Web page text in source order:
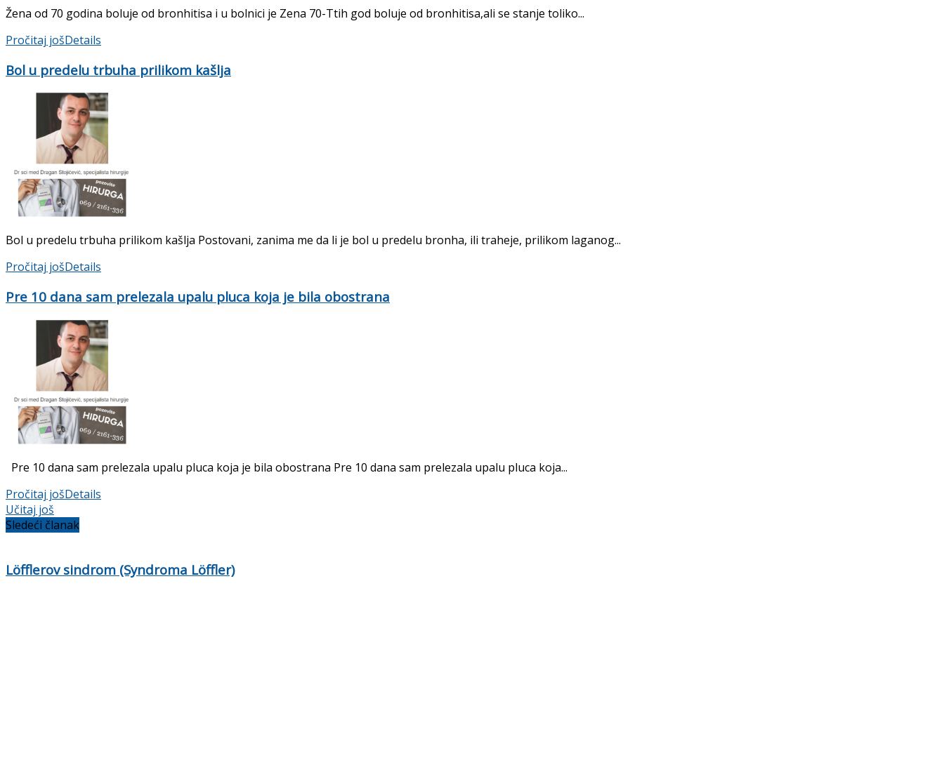
Žena od 70 godina boluje od bronhitisa i u bolnici je Zena 70-Ttih god boluje od bronhitisa,ali se stanje toliko...
Pročitaj jošDetails
Bol u predelu trbuha prilikom kašlja
Bol u predelu trbuha prilikom kašlja Postovani, zanima me da li je bol u predelu bronha, ili traheje, prilikom laganog...
Pročitaj jošDetails
Pre 10 dana sam prelezala upalu pluca koja je bila obostrana
Pre 10 dana sam prelezala upalu pluca koja je bila obostrana Pre 10 dana sam prelezala upalu pluca koja...
Pročitaj jošDetails
Učitaj još
Sledeći članak
Löfflerov sindrom (Syndroma Löffler)